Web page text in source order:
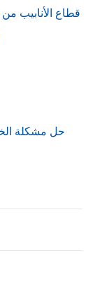
قطاع الأنابيب
حل مشكلة